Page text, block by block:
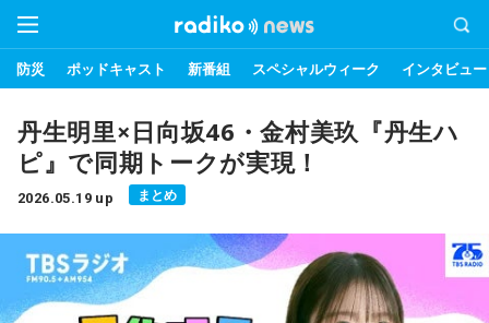
防災 ポッドキャスト 新番組 スペシャルウィーク インタビュー
丹生明里×日向坂46・金村美玖『丹生ハ
ピ』で同期トークが実現！
2026.05.19 up まとめ